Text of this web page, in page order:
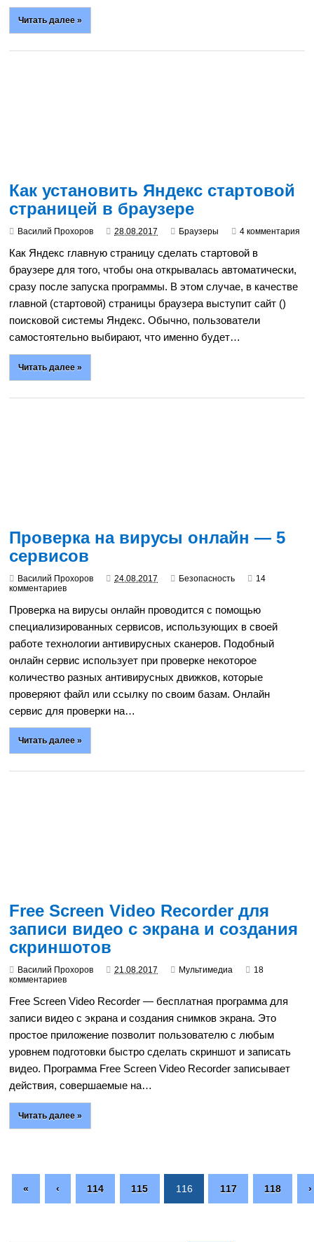
Читать далее »
Как установить Яндекс стартовой
страницей в браузере
Василий Прохоров 28.08.2017 Браузеры 4 комментария
Как Яндекс главную страницу сделать стартовой в
браузере для того, чтобы она открывалась автоматически,
сразу после запуска программы. В этом случае, в качестве
главной (стартовой) страницы браузера выступит сайт ()
поисковой системы Яндекс. Обычно, пользователи
самостоятельно выбирают, что именно будет…
Читать далее »
Проверка на вирусы онлайн — 5
сервисов
Василий Прохоров 24.08.2017 Безопасность
14
комментариев
Проверка на вирусы онлайн проводится с помощью
специализированных сервисов, использующих в своей
работе технологии антивирусных сканеров. Подобный
онлайн сервис использует при проверке некоторое
количество разных антивирусных движков, которые
проверяют файл или ссылку по своим базам. Онлайн
сервис для проверки на…
Читать далее »
Free Screen Video Recorder для
записи видео с экрана и создания
скриншотов
Василий Прохоров 21.08.2017 Мультимедиа
18
комментариев
Free Screen Video Recorder — бесплатная программа для
записи видео с экрана и создания снимков экрана. Это
простое приложение позволит пользователю с любым
уровнем подготовки быстро сделать скриншот и записать
видео. Программа Free Screen Video Recorder записывает
действия, совершаемые на…
Читать далее »
« ‹ 114 115 116 117 118 ›